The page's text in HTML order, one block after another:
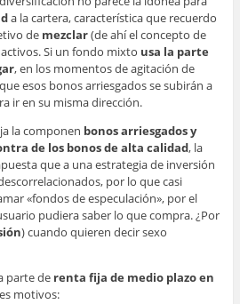
a la cartera, característica que recuerdo
de mezclar(de ahí el concepto de
activos. Si un fondo mixto usa la parte
, en los momentos de agitación de
esos bonos arriesgados se subirán a
ir en su misma dirección.
la componen bonos arriesgados y
de los bonos de alta calidad, la
que a una estrategia de inversión
por lo que casi
«fondos de especulación», por el
pudiera saber lo que compra. ¿Por
) cuando quieren decir sexo
parte de renta fija de medio plazo en
motivos: